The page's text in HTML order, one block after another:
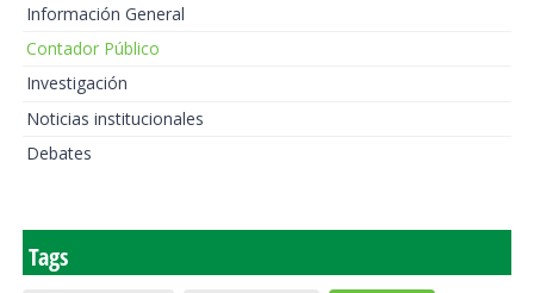
Información General
Contador Público
Investigación
Noticias institucionales
Debates
Tags